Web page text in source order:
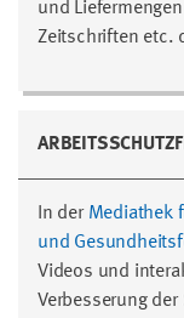
und
Zeitschriften etc.
In der Mediathek
und
Videos und
Verbesserung